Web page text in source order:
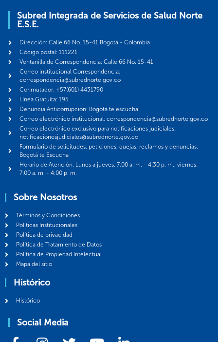
Subred Integrada de Servicios de Salud Norte
E.S.E.
Dirección: Calle 66 No. 15-41 Bogotá - Colombia
Código postal: 111221
Ventanilla de Correspondencia: Calle 66 No. 15-41
Correo institucional Correspondencia:
correspondencia@subrednorte.gov.co
Conmutador: +57(601) 4431790
Línea Gratuita: 195
Denuncia Anticorrupción: Bogotá te escucha
Correo electrónico institucional: correspondencia@subrednorte.gov.co
Correo electrónico exclusivo para notificaciones judiciales:
notificacionesjudiciales@subrednorte.gov.co
Formulario de solicitudes, peticiones, quejas, reclamos y denuncias:
Bogotá te Escucha
Horario de Atención: Lunes a jueves: 7:00 a. m. - 4:30 p. m.; viernes:
7:00 a. m. - 4:00 p. m.
Sobre Nosotros
Términos y Condiciones
Politicas Institucionales
Política de privacidad
Política de Tratamiento de Datos
Política de Propiedad Intelectual
Mapa del sitio
Histórico
Histórico
Social Media